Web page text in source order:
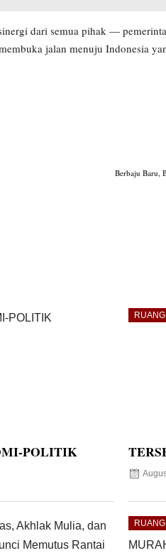
dari semua pihak —
jalan menuju Indonesia
Berbaju Baru,
POLITIK